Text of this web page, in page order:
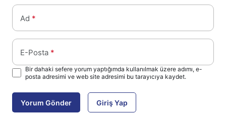
Ad *
E-Posta *
Bir dahaki sefere yorum yaptığımda kullanılmak üzere adımı, e-
posta adresimi ve web site adresimi bu tarayıcıya kaydet.
Yorum Gönder Giriş Yap